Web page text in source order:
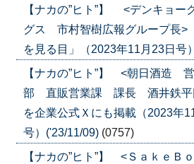
【ナカの”ヒト”】 <デンキョー
グス 市村智樹広報グループ長>
を見る目」（2023年11月23日号
【ナカの”ヒト”】 <朝日酒造
部 直販営業課 課長 酒井鉄平
を企業公式Ｘにも掲載（2023年
号）('23/11/09) (0757)
【ナカの”ヒト”】 <ＳａｋｅＢ